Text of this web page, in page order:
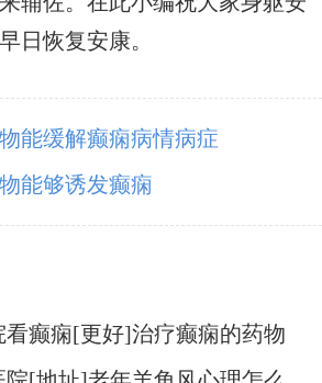
日恢复安康。
能缓解癫痫病情病症
能够诱发癫痫
看癫痫[更好]治疗癫痫的药物